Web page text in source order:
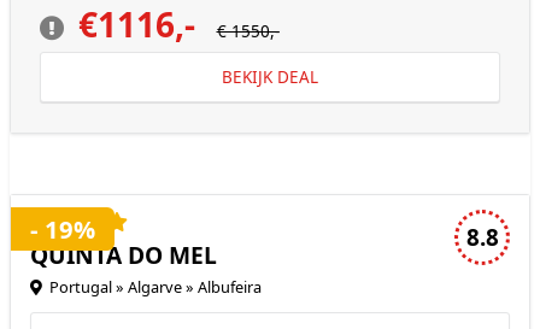
€1116,- € 1550,-
BEKIJK DEAL
8.8
QUINTA DO MEL
Portugal » Algarve » Albufeira
- 19%